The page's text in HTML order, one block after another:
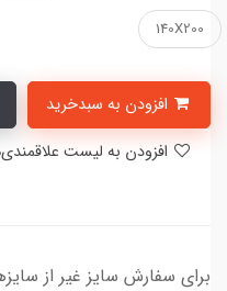
140X200
برای سفارش سایز غیر از